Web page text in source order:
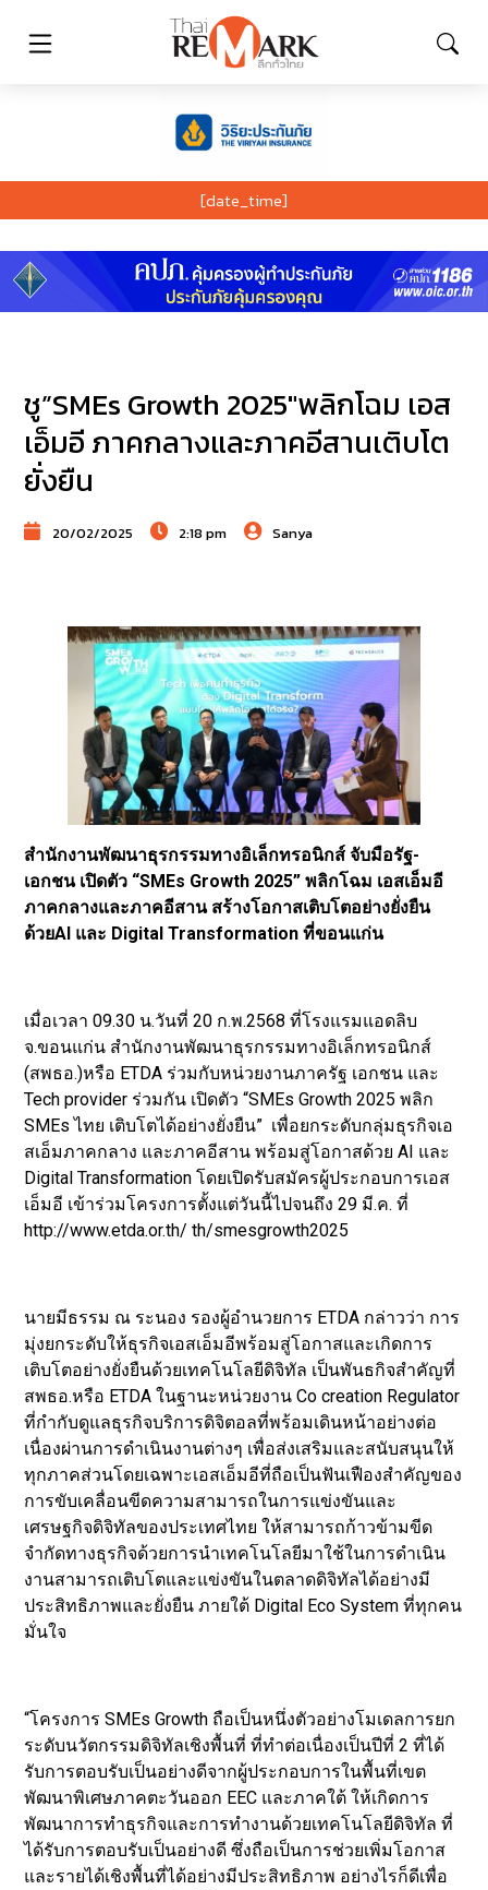
[date_time]
ชู”SMEs Growth 2025″พลิกโฉม เอส
เอ็มอี ภาคกลางและภาคอีสานเติบโต
ยั่งยืน
20/02/2025 2:18 pm Sanya
สำนักงานพัฒนาธุรกรรมทางอิเล็กทรอนิกส์ จับมือรัฐ-
เอกชน เปิดตัว “SMEs Growth 2025” พลิกโฉม เอสเอ็มอี
ภาคกลางและภาคอีสาน สร้างโอกาสเติบโตอย่างยั่งยืน
ด้วยAI และ Digital Transformation ที่ขอนแก่น
เมื่อเวลา 09.30 น.วันที่ 20 ก.พ.2568 ที่โรงแรมแอดลิบ
จ.ขอนแก่น สำนักงานพัฒนาธุรกรรมทางอิเล็กทรอนิกส์
(สพธอ.)หรือ ETDA ร่วมกับหน่วยงานภาครัฐ เอกชน และ
Tech provider ร่วมกัน เปิดตัว “SMEs Growth 2025 พลิก
SMEs ไทย เติบโตได้อย่างยั่งยืน” เพื่อยกระดับกลุ่มธุรกิจเอ
สเอ็มภาคกลาง และภาคอีสาน พร้อมสู่โอกาสด้วย AI และ
Digital Transformation โดยเปิดรับสมัครผู้ประกอบการเอส
เอ็มอี เข้าร่วมโครงการตั้งแต่วันนี้ไปจนถึง 29 มี.ค. ที่
http://www.etda.or.th/ th/smesgrowth2025
นายมีธรรม ณ ระนอง รองผู้อำนวยการ ETDA กล่าวว่า การ
มุ่งยกระดับให้ธุรกิจเอสเอ็มอีพร้อมสู่โอกาสและเกิดการ
เติบโตอย่างยั่งยืนด้วยเทคโนโลยีดิจิทัล เป็นพันธกิจสำคัญที่
สพธอ.หรือ ETDA ในฐานะหน่วยงาน Co creation Regulator
ที่กำกับดูแลธุรกิจบริการดิจิตอลที่พร้อมเดินหน้าอย่างต่อ
เนื่องผ่านการดำเนินงานต่างๆ เพื่อส่งเสริมและสนับสนุนให้
ทุกภาคส่วนโดยเฉพาะเอสเอ็มอีที่ถือเป็นฟันเฟืองสำคัญของ
การขับเคลื่อนขีดความสามารถในการแข่งขันและ
เศรษฐกิจดิจิทัลของประเทศไทย ให้สามารถก้าวข้ามขีด
จำกัดทางธุรกิจด้วยการนำเทคโนโลยีมาใช้ในการดำเนิน
งานสามารถเติบโตและแข่งขันในตลาดดิจิทัลได้อย่างมี
ประสิทธิภาพและยั่งยืน ภายใต้ Digital Eco System ที่ทุกคน
มั่นใจ
“โครงการ SMEs Growth ถือเป็นหนึ่งตัวอย่างโมเดลการยก
ระดับนวัตกรรมดิจิทัลเชิงพื้นที่ ที่ทำต่อเนื่องเป็นปีที่ 2 ที่ได้
รับการตอบรับเป็นอย่างดีจากผู้ประกอบการในพื้นที่เขต
พัฒนาพิเศษภาคตะวันออก EEC และภาคใต้ ให้เกิดการ
พัฒนาการทำธุรกิจและการทำงานด้วยเทคโนโลยีดิจิทัล ที่
ได้รับการตอบรับเป็นอย่างดี ซึ่งถือเป็นการช่วยเพิ่มโอกาส
และรายได้เชิงพื้นที่ได้อย่างมีประสิทธิภาพ อย่างไรก็ดีเพื่อ